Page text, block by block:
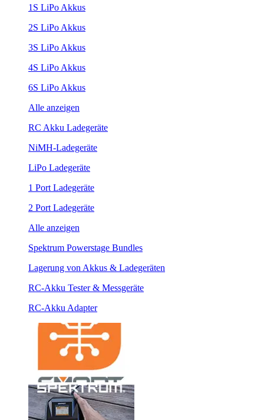
1S LiPo Akkus
2S LiPo Akkus
3S LiPo Akkus
4S LiPo Akkus
6S LiPo Akkus
Alle anzeigen
RC Akku Ladegeräte
NiMH-Ladegeräte
LiPo Ladegeräte
1 Port Ladegeräte
2 Port Ladegeräte
Alle anzeigen
Spektrum Powerstage Bundles
Lagerung von Akkus & Ladegeräten
RC-Akku Tester & Messgeräte
RC-Akku Adapter